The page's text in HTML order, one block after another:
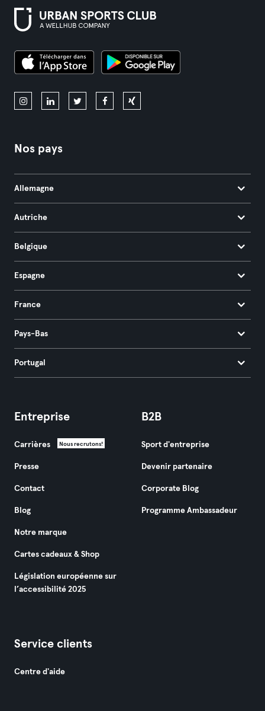
Nos pays
Allemagne
Autriche
Belgique
Espagne
France
Pays-Bas
Portugal
Entreprise
Carrières Nous recrutons!
Presse
Contact
Blog
Notre marque
Cartes cadeaux & Shop
Législation européenne sur
l’accessibilité 2025
B2B
Sport d'entreprise
Devenir partenaire
Corporate Blog
Programme Ambassadeur
Service clients
Centre d'aide